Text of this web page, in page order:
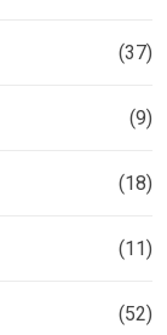
(37)
(9)
(18)
(11)
(52)